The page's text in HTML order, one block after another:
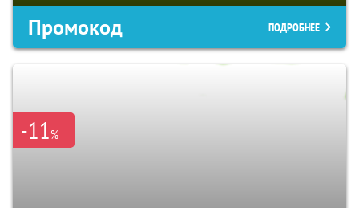
Промокод ПОДРОБНЕЕ
-11%